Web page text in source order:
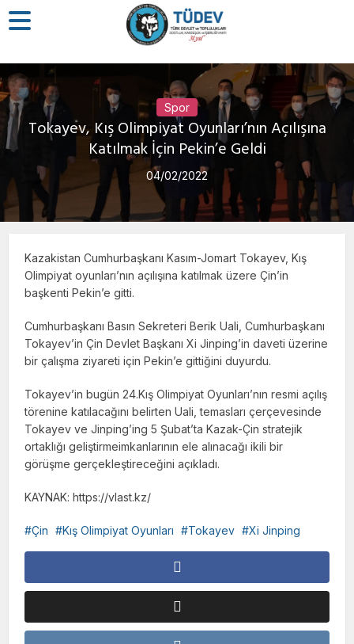
Spor
Tokayev, Kış Olimpiyat Oyunları’nın Açılışına
Katılmak İçin Pekin’e Geldi
04/02/2022
Kazakistan Cumhurbaşkanı Kasım-Jomart Tokayev, Kış
Olimpiyat oyunları’nın açılışına katılmak üzere Çin’in
başkenti Pekin’e gitti.
Cumhurbaşkanı Basın Sekreteri Berik Uali, Cumhurbaşkanı
Tokayev’in Çin Devlet Başkanı Xi Jinping’in daveti üzerine
bir çalışma ziyareti için Pekin’e gittiğini duyurdu.
Tokayev’in bugün 24.Kış Olimpiyat Oyunları’nın resmi açılış
törenine katılacağını belirten Uali, temasları çerçevesinde
Tokayev ve Jinping’ing 5 Şubat’ta Kazak-Çin stratejik
ortaklığı geliştirmeimkanlarının ele alınacağı ikili bir
görüşme gerçekleştireceğini açıkladı.
KAYNAK: https://vlast.kz/
Çin Kış Olimpiyat Oyunları Tokayev Xi Jinping